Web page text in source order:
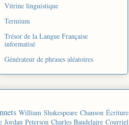
Vitrine linguistique
Termium
Trésor de la Langue Française
informatisé
Générateur de phrases aléatoires
William Shakespeare Chanson Écriture
Jordan Peterson Charles Baudelaire Courriel